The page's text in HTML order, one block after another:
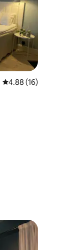
平均评分 4.88 分（满
4.88 (16)